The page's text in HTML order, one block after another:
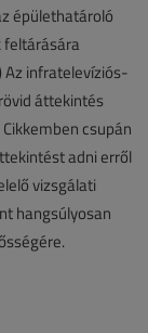
épülethatároló
feltárására
Az infratelevíziós-
áttekintés
csupán
adni erről
vizsgálati
hangsúlyosan